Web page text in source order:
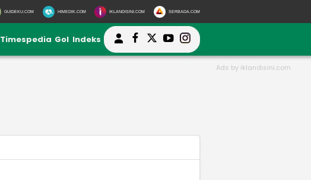
GUIDEKU.COM HIMEDIK.COM IKLANDISINI.COM SERBADA.COM
Timespedia Gol Indeks